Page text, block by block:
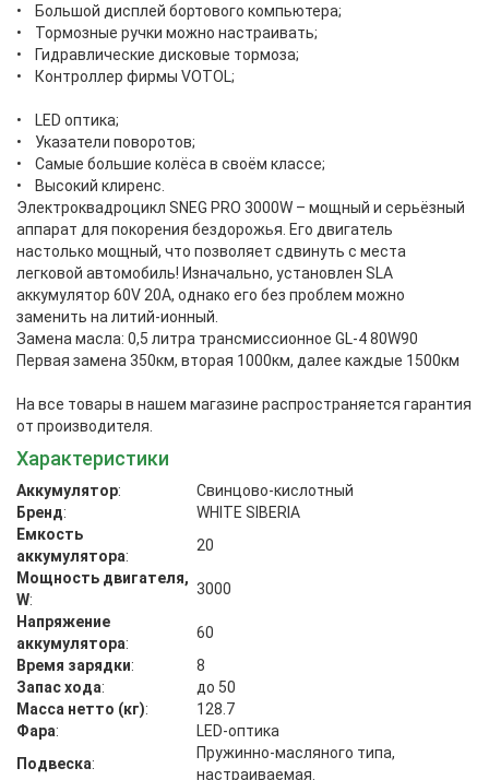
• Большой дисплей бортового компьютера;
• Тормозные ручки можно настраивать;
• Гидравлические дисковые тормоза;
• Контроллер фирмы VOTOL;
• LED оптика;
• Указатели поворотов;
• Самые большие колёса в своём классе;
• Высокий клиренс.
Электроквадроцикл SNEG PRO 3000W – мощный и серьёзный
аппарат для покорения бездорожья. Его двигатель
настолько мощный, что позволяет сдвинуть с места
легковой автомобиль! Изначально, установлен SLA
аккумулятор 60V 20A, однако его без проблем можно
заменить на литий-ионный.
Замена масла: 0,5 литра трансмиссионное GL-4 80W90
Первая замена 350км, вторая 1000км, далее каждые 1500км
На все товары в нашем магазине распространяется гарантия
от производителя.
Характеристики
Аккумулятор:
Свинцово-кислотный
Бренд:
WHITE SIBERIA
Емкость
аккумулятора:
20
Мощность двигателя,
W:
3000
Напряжение
аккумулятора:
60
Время зарядки:
8
Запас хода:
до 50
Масса нетто (кг):
128.7
Фара:
LED-оптика
Подвеска:
Пружинно-масляного типа,
настраиваемая.